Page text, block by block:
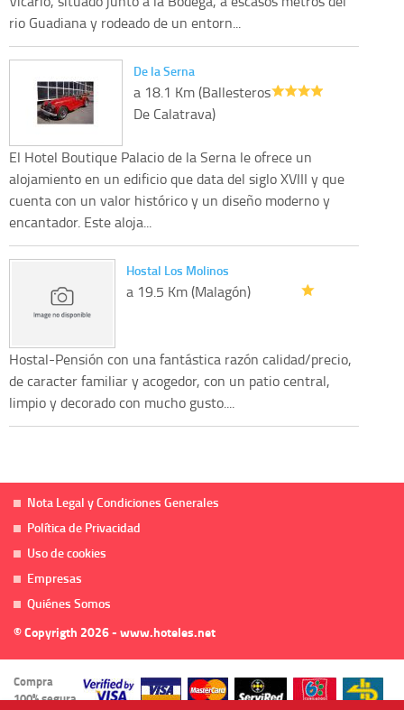
rio Guadiana y rodeado de un entorn...
De la Serna
a 18.1 Km (Ballesteros
De Calatrava)
El Hotel Boutique Palacio de la Serna le ofrece un
alojamiento en un edificio que data del siglo XVIII y que
cuenta con un valor histórico y un diseño moderno y
encantador. Este aloja...
Hostal Los Molinos
a 19.5 Km (Malagón)
Hostal-Pensión con una fantástica razón calidad/precio,
de caracter familiar y acogedor, con un patio central,
limpio y decorado con mucho gusto....
Nota Legal y Condiciones Generales
Política de Privacidad
Uso de cookies
Empresas
Quiénes Somos
© Copyrigth 2026 - www.hoteles.net
Compra
100% segura